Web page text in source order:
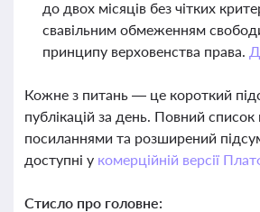
до двох місяців без чітких
свавільним обмеженням
принципу верховенства права.
Кожне з питань — це короткий
публікацій за день. Повний
посиланнями та розширений
доступні у комерційній версії
Стисло про головне: